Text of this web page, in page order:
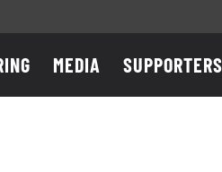
MEDIA SUPPORTERS